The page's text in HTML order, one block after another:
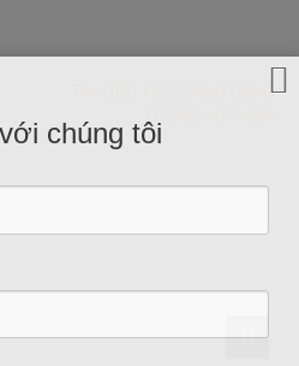
TÀI LIỆU TIẾNG ANH DÙNG
chúng tôi